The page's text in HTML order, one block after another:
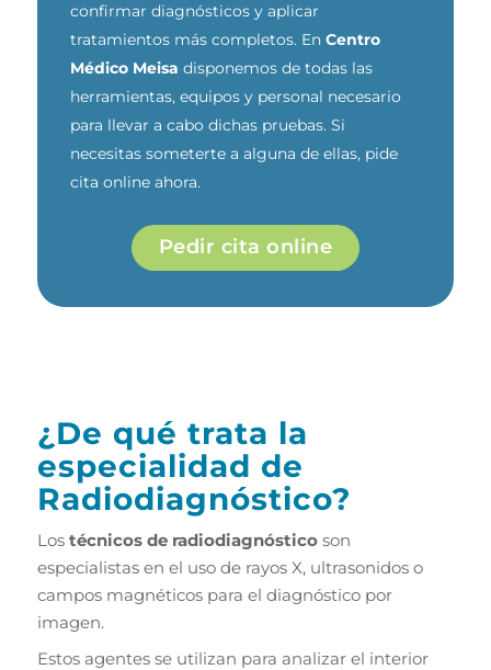
confirmar diagnósticos y aplicar
tratamientos más completos. EnCentro
Médico Meisa disponemos de todas las
herramientas, equipos y personal necesario
para llevar a cabo dichas pruebas. Si
necesitas someterte a alguna de ellas, pide
cita online ahora.
Pedir cita online
¿De qué trata la
especialidad de
Radiodiagnóstico?
Los técnicos de radiodiagnósticoson
especialistas en el uso de rayos X, ultrasonidos o
campos magnéticos para el diagnóstico por
imagen.
Estos agentes se utilizan para analizar el interior